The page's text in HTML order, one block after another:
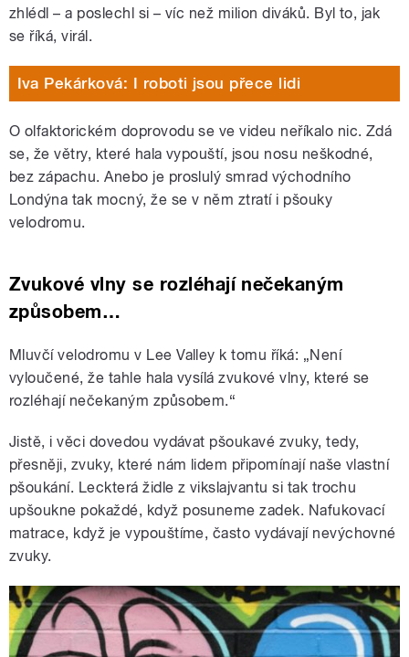
zhlédl – a poslechl si – víc než milion diváků. Byl to, jak
se říká, virál.
Iva Pekárková: I roboti jsou přece lidi
O olfaktorickém doprovodu se ve videu neříkalo nic. Zdá
se, že větry, které hala vypouští, jsou nosu neškodné,
bez zápachu. Anebo je proslulý smrad východního
Londýna tak mocný, že se v něm ztratí i pšouky
velodromu.
Zvukové vlny se rozléhají nečekaným
způsobem…
Mluvčí velodromu v Lee Valley k tomu říká: „Není
vyloučené, že tahle hala vysílá zvukové vlny, které se
rozléhají nečekaným způsobem.“
Jistě, i věci dovedou vydávat pšoukavé zvuky, tedy,
přesněji, zvuky, které nám lidem připomínají naše vlastní
pšoukání. Leckterá židle z vikslajvantu si tak trochu
upšoukne pokaždé, když posuneme zadek. Nafukovací
matrace, když je vypouštíme, často vydávají nevýchovné
zvuky.